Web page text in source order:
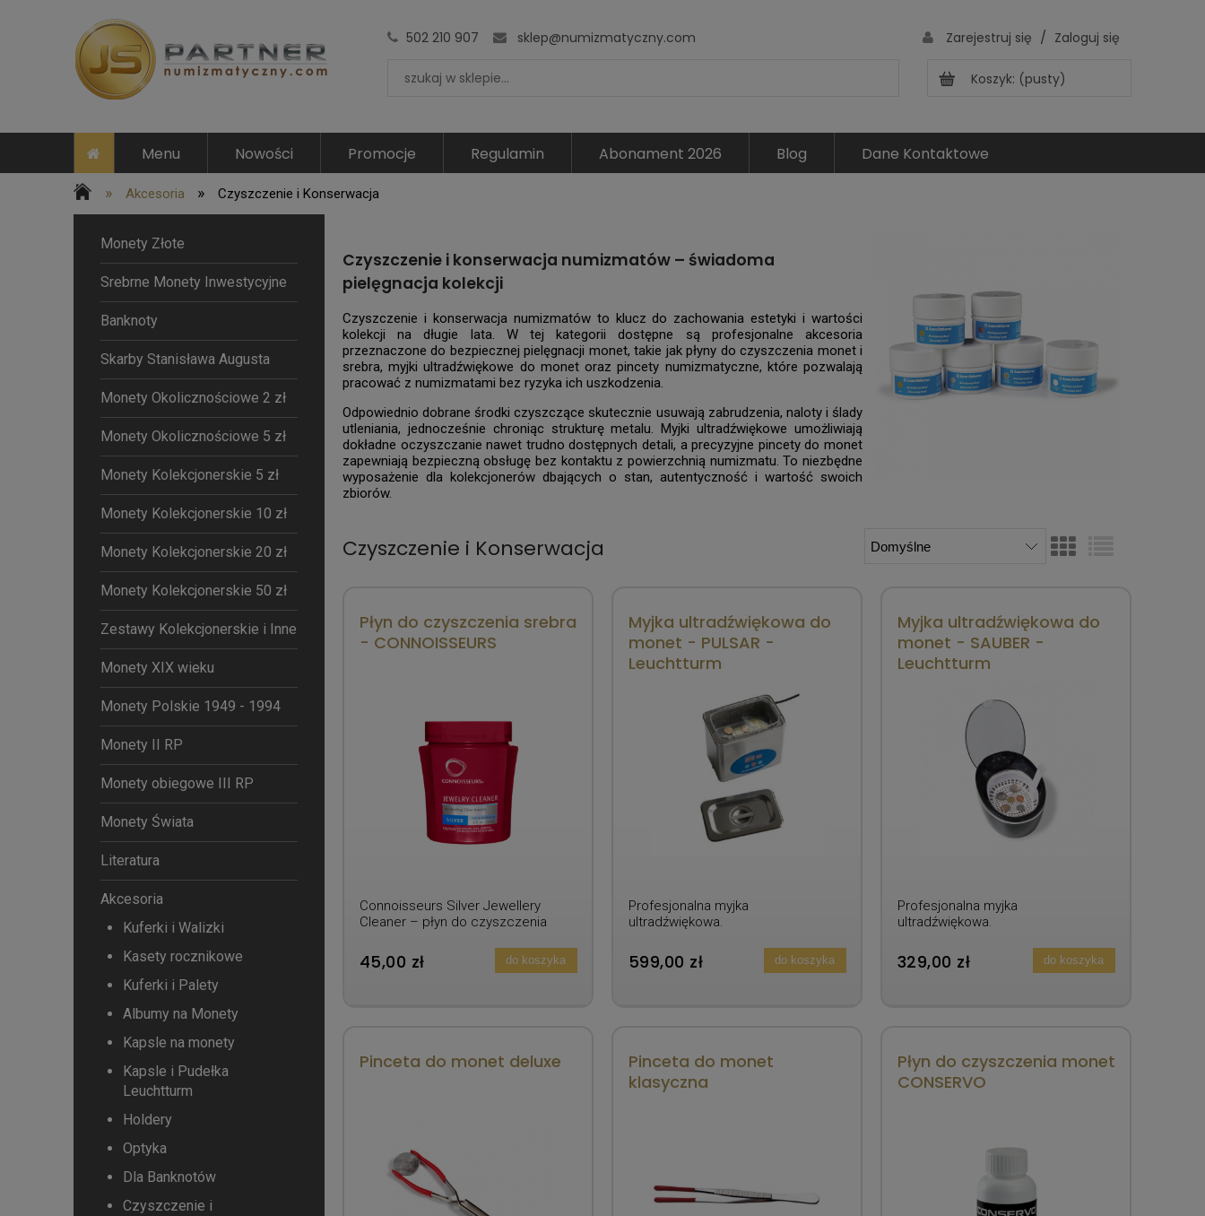
502 210 907 sklep@numizmatyczny.com Zarejestruj się / Zaloguj się
Koszyk: (pusty)
Menu Nowości Promocje Regulamin Abonament 2026 Blog Dane Kontaktowe
» Akcesoria » Czyszczenie i Konserwacja
Monety Złote
Srebrne Monety Inwestycyjne
Banknoty
Skarby Stanisława Augusta
Monety Okolicznościowe 2 zł
Monety Okolicznościowe 5 zł
Monety Kolekcjonerskie 5 zł
Monety Kolekcjonerskie 10 zł
Monety Kolekcjonerskie 20 zł
Monety Kolekcjonerskie 50 zł
Zestawy Kolekcjonerskie i Inne
Monety XIX wieku
Monety Polskie 1949 - 1994
Monety II RP
Monety obiegowe III RP
Monety Świata
Literatura
Akcesoria
Kuferki i Walizki
Kasety rocznikowe
Kuferki i Palety
Albumy na Monety
Kapsle na monety
Kapsle i Pudełka
Leuchtturm
Holdery
Optyka
Dla Banknotów
Czyszczenie i
Czyszczenie i konserwacja numizmatów – świadoma
pielęgnacja kolekcji
Czyszczenie i konserwacja numizmatów to klucz do zachowania estetyki i wartości
kolekcji na długie lata. W tej kategorii dostępne są profesjonalne akcesoria
przeznaczone do bezpiecznej pielęgnacji monet, takie jak płyny do czyszczenia monet i
srebra, myjki ultradźwiękowe do monet oraz pincety numizmatyczne, które pozwalają
pracować z numizmatami bez ryzyka ich uszkodzenia.
Odpowiednio dobrane środki czyszczące skutecznie usuwają zabrudzenia, naloty i ślady
utleniania, jednocześnie chroniąc strukturę metalu. Myjki ultradźwiękowe umożliwiają
dokładne oczyszczanie nawet trudno dostępnych detali, a precyzyjne pincety do monet
zapewniają bezpieczną obsługę bez kontaktu z powierzchnią numizmatu. To niezbędne
wyposażenie dla kolekcjonerów dbających o stan, autentyczność i wartość swoich
zbiorów.
Czyszczenie i Konserwacja
Płyn do czyszczenia srebra
- CONNOISSEURS
Connoisseurs Silver Jewellery
Cleaner – płyn do czyszczenia
45,00 zł do koszyka
Myjka ultradźwiękowa do
monet - PULSAR -
Leuchtturm
Profesjonalna myjka
ultradźwiękowa.
599,00 zł do koszyka
Myjka ultradźwiękowa do
monet - SAUBER -
Leuchtturm
Profesjonalna myjka
ultradźwiękowa.
329,00 zł do koszyka
Pinceta do monet deluxe
Pinceta do monet
klasyczna
Płyn do czyszczenia monet
CONSERVO